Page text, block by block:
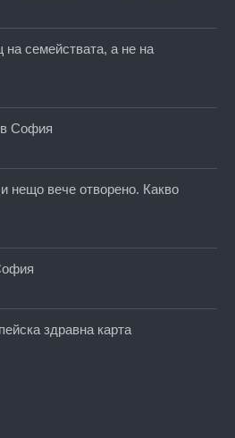
семействата, а не на
София
нещо вече отворено. Какво
здравна карта